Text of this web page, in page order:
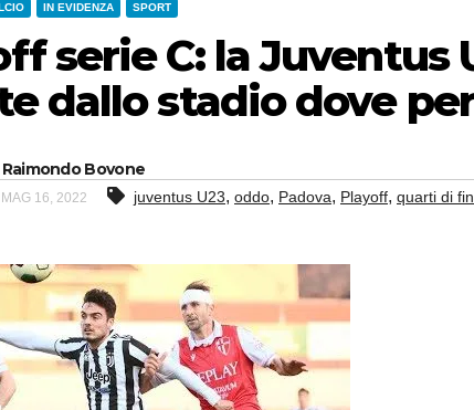
IN EVIDENZA SPORT
serie C: la Juventus
dallo stadio dove
Raimondo Bovone
MAG 16, 2022 juventus U23, oddo, Padova, Playoff, quarti di